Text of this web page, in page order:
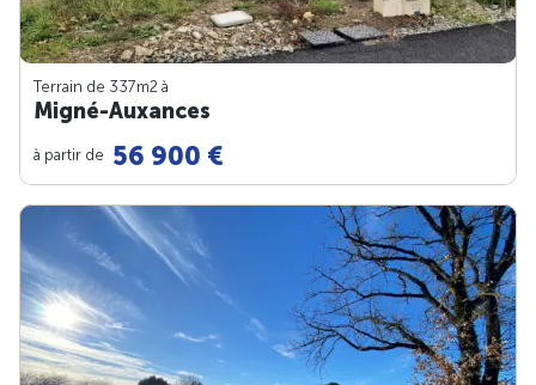
Terrain de 337m2 à
Migné-Auxances
à partir de 56 900 €